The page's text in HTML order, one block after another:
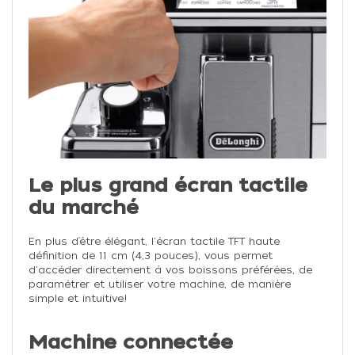
Le plus grand écran tactile
du marché
En plus d’être élégant, l'écran tactile TFT haute
définition de 11 cm (4,3 pouces), vous permet
d'accéder directement à vos boissons préférées, de
paramétrer et utiliser votre machine, de manière
simple et intuitive!
Machine connectée